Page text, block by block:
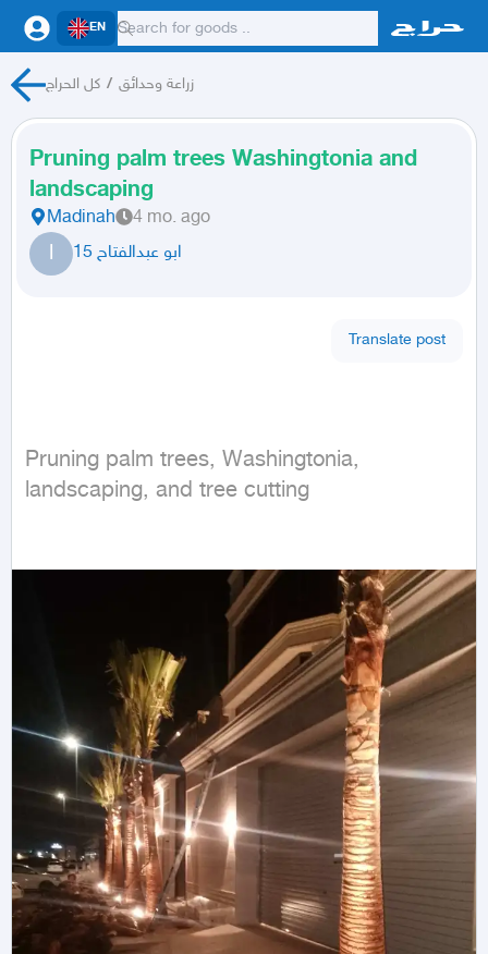
EN
كل الحراج / زراعة وحدائق
Pruning palm trees Washingtonia and
landscaping
Madinah 4 mo. ago
ا ابو عبدالفتاح 15
Translate post
Pruning palm trees, Washingtonia,
landscaping, and tree cutting